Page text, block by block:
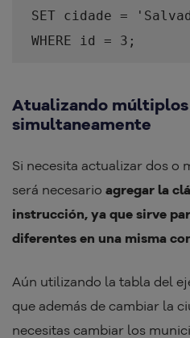
SET cidade =
WHERE id = 3;
Atualizando
simultaneamente
Si necesita actualizar dos o
será necesario agregar la
instrucción, ya que sirve
diferentes en una misma
Aún utilizando la tabla del
que además de cambiar la
necesitas cambiar los